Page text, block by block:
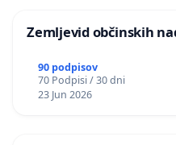
Zemljevid občinskih
90 podpisov
70 Podpisi / 30 dni
23 Jun 2026